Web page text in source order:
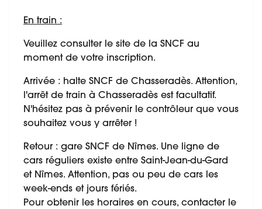
En train :
Veuillez consulter le site de la SNCF au
moment de votre inscription.
Arrivée : halte SNCF de Chasseradès. Attention,
l'arrêt de train à Chasseradès est facultatif.
N'hésitez pas à prévenir le contrôleur que vous
souhaitez vous y arrêter !
Retour : gare SNCF de Nîmes. Une ligne de
cars réguliers existe entre Saint-Jean-du-Gard
et Nîmes. Attention, pas ou peu de cars les
week-ends et jours fériés.
Pour obtenir les horaires en cours, contacter le